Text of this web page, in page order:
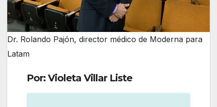
Dr. Rolando Pajón, director médico de Moderna para
Latam
Por: Violeta Villar Liste